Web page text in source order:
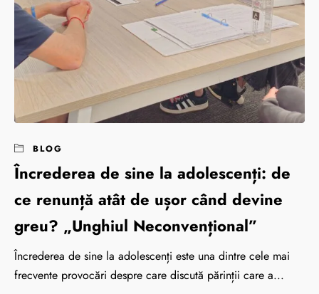
BLOG
Încrederea de sine la adolescenți: de
ce renunță atât de ușor când devine
greu? „Unghiul Neconvențional”
Încrederea de sine la adolescenți este una dintre cele mai
frecvente provocări despre care discută părinții care a...